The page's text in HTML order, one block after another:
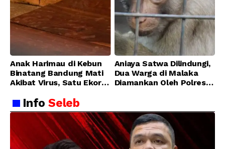
Anak Harimau di Kebun
Binatang Bandung Mati
Akibat Virus, Satu Ekor
Membaik
Aniaya Satwa Dilindungi,
Dua Warga di Malaka
Diamankan Oleh Polres
InfoSeleb